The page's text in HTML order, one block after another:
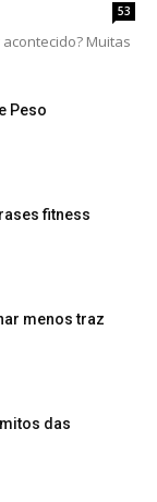
53
Muitas
Peso
fitness
menos traz
das